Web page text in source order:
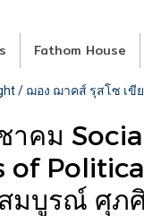
Fathom House
/ ฌอง ฌาคส์ รุสโซ
าคม
of
มบูรณ์ ศุภ